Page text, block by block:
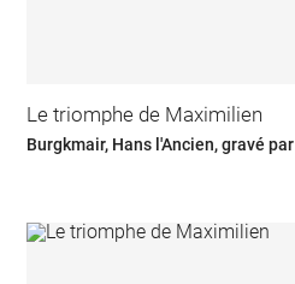
Le triomphe de Maximilien
Burgkmair, Hans l'Ancien, gravé par